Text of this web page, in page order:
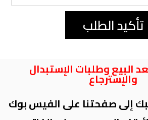
تأكيد الطلب
البيع وطلبات الإستبدال
والإسترجاع
إلى صفحتنا على الفيس بوك